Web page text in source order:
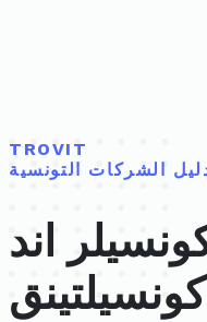
TROVIT
الشركات التونسية
اند
كونسيلتينق